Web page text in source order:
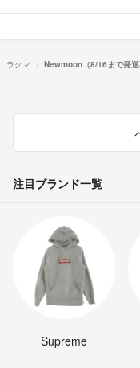
ラクマ Newmoon（8/16まで発送
注目ブランド一覧
Supreme